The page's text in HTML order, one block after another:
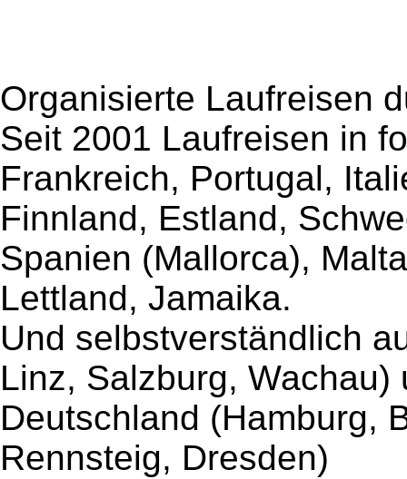
Organisierte Laufreisen
Seit 2001 Laufreisen in
Frankreich, Portugal,
Finnland, Estland,
Spanien (Mallorca),
Lettland,
Und selbstverständlich
Linz, Salzburg, Wachau)
Deutschland (Hamburg,
Rennsteig, Dresden)